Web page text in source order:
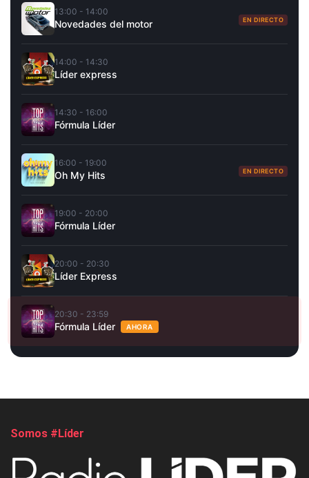
13:00 - 14:00
Novedades del motor EN DIRECTO
14:00 - 14:30
Líder express
14:30 - 16:00
Fórmula Líder
16:00 - 19:00
Oh My Hits EN DIRECTO
19:00 - 20:00
Fórmula Líder
20:00 - 20:30
Líder Express
20:30 - 23:59
Fórmula Líder AHORA
Somos #Líder